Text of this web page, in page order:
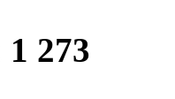
1 273